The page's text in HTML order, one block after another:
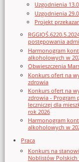
Uzgodnienia
Uzgodnienia
Projekt
postępowania
Harmonogram
alkoholowych w
Obwieszczenia
Konkurs ofert na
zdrowia
Konkurs ofert na
zdrowia - Program
leczniczej dla
rok 2026
Harmonogram
alkoholowych w
Praca
Konkurs na
Noblistów Polskich